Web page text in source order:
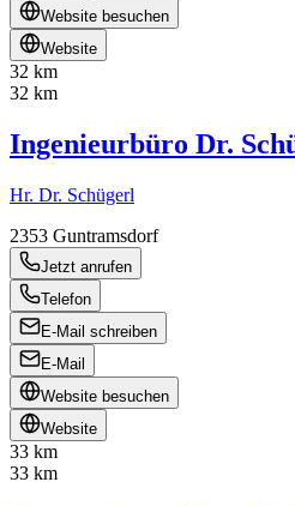
Website besuchen
Website
32 km
32 km
Ingenieurbüro Dr.
Hr. Dr. Schügerl
2353 Guntramsdorf
Jetzt anrufen
Telefon
E-Mail schreiben
E-Mail
Website besuchen
Website
33 km
33 km